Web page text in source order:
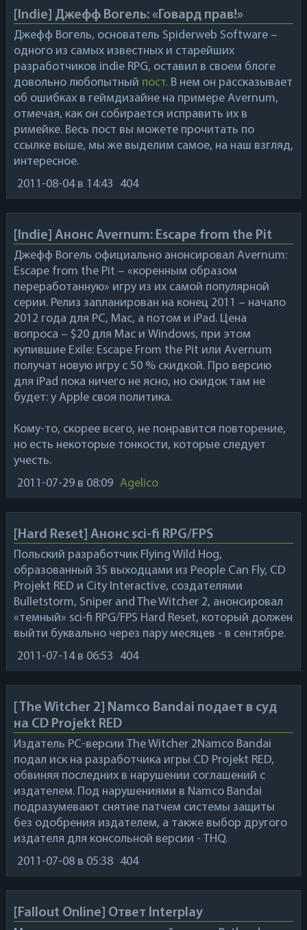
[Indie] Джефф Вогель: «Говард прав!»
Джефф Вогель, основатель Spiderweb Software–
одного из самых известных и старейших
разработчиков indie RPG, оставил в своем блоге
довольно любопытный пост.В нем он рассказывает
об ошибках в геймдизайне на примере Avernum,
отмечая, как он собирается исправить их в
римейке. Весь пост вы можете прочитать по
ссылке выше, мы же выделим самое, на наш взгляд,
интересное.
2011-08-04в 14:43 404
[Indie] Анонс Avernum: Escape from the Pit
Джефф Вогель официально анонсировал Avernum:
Escape from the Pit – «коренным образом
переработанную» игру из их самой популярной
серии. Релиз запланирован на конец 2011 – начало
2012 года для PC, Mac, а потом и iPad. Цена
вопроса – $20 для Mac и Windows, при этом
купившие Exile: Escape From the Pit или Avernum
получат новую игру с 50 % скидкой. Про версию
для iPad пока ничего не ясно, но скидок там не
будет: у Apple своя политика.
Кому-то, скорее всего, не понравится повторение,
но есть некоторые тонкости, которые следует
учесть.
2011-07-29в 08:09 Agelico
[Hard Reset] Анонс sci-fi RPG/FPS
Польский разработчик Flying Wild Hog,
образованный 35 выходцами из People Can Fly, CD
Projekt RED и City Interactive, создателями
Bulletstorm, Sniperand The Witcher 2, анонсировал
«темный» sci-fi RPG/FPS Hard Reset, который должен
выйти буквально через пару месяцев - в сентябре.
2011-07-14в 06:53 404
[The Witcher 2] Namco Bandai подает в суд
на CD Projekt RED
Издатель PC-версии The Witcher 2Namco Bandai
подал иск на разработчика игры CD Projekt RED,
обвиняя последних в нарушении соглашений с
издателем. Под нарушениями в Namco Bandai
подразумевают снятие патчем системы защиты
без одобрения издателем, а также выбор другого
издателя для консольной версии - THQ.
2011-07-08в 05:38 404
[Fallout Online] Ответ Interplay